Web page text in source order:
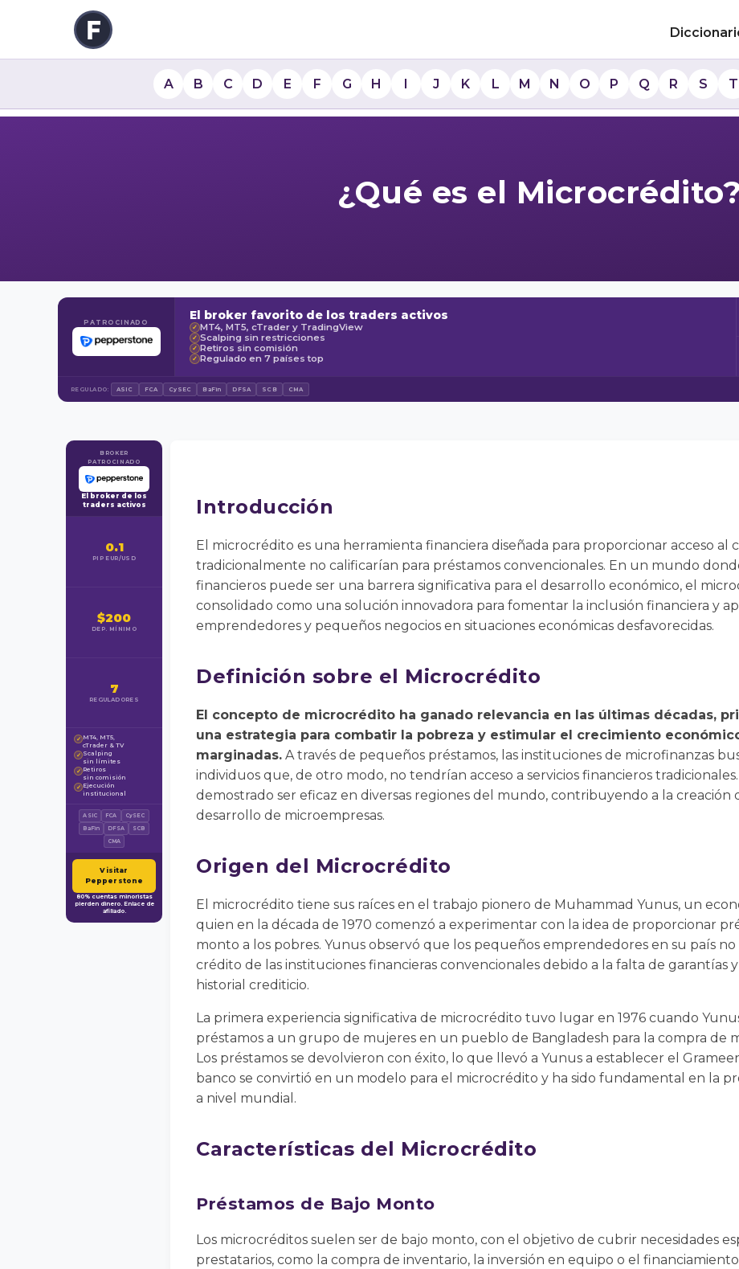
A B C D E F G H I J K L M N O P Q R S T
¿Qué es el Microcrédito?
PATROCINADO El broker favorito de los traders activos
✓ MT4, MT5, cTrader y TradingView
✓ Scalping sin restricciones
✓ Retiros sin comisión
✓ Regulado en 7 países top
REGULADO: ASIC FCA CySEC BaFin DFSA SCB CMA
BROKER
PATROCINADO
El broker de los
traders activos
0.1
PIP EUR/USD
$200
DEP. MÍNIMO
7
REGULADORES
✓ MT4, MT5,
cTrader & TV
✓ Scalping
sin límites
✓ Retiros
sin comisión
✓ Ejecución
institucional
ASIC FCA
CySEC
BaFin
DFSA
SCB
CMA
Visitar
Pepperstone
80% cuentas minoristas
pierden dinero. Enlace de
afiliado.
Introducción
El microcrédito es una herramienta financiera diseñada para proporcionar acceso al
tradicionalmente no calificarían para préstamos convencionales. En un mundo
financieros puede ser una barrera significativa para el desarrollo económico, el
consolidado como una solución innovadora para fomentar la inclusión financiera y
emprendedores y pequeños negocios en situaciones económicas desfavorecidas.
Definición sobre el Microcrédito
El concepto de microcrédito ha ganado relevancia en las últimas décadas,
una estrategia para combatir la pobreza y estimular el crecimiento
marginadas. A través de pequeños préstamos, las instituciones de microfinanzas
individuos que, de otro modo, no tendrían acceso a servicios financieros
demostrado ser eficaz en diversas regiones del mundo, contribuyendo a la creación
desarrollo de microempresas.
Origen del Microcrédito
El microcrédito tiene sus raíces en el trabajo pionero de Muhammad Yunus, un
quien en la década de 1970 comenzó a experimentar con la idea de proporcionar
monto a los pobres. Yunus observó que los pequeños emprendedores en su país
crédito de las instituciones financieras convencionales debido a la falta de garantías
historial crediticio.
La primera experiencia significativa de microcrédito tuvo lugar en 1976 cuando
préstamos a un grupo de mujeres en un pueblo de Bangladesh para la compra de
Los préstamos se devolvieron con éxito, lo que llevó a Yunus a establecer el
banco se convirtió en un modelo para el microcrédito y ha sido fundamental en la
a nivel mundial.
Características del Microcrédito
Préstamos de Bajo Monto
Los microcréditos suelen ser de bajo monto, con el objetivo de cubrir necesidades
prestatarios, como la compra de inventario, la inversión en equipo o el